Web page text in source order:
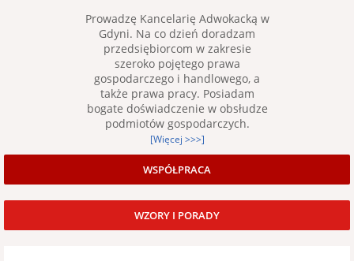
Prowadzę Kancelarię Adwokacką w
Gdyni. Na co dzień doradzam
przedsiębiorcom w zakresie
szeroko pojętego prawa
gospodarczego i handlowego, a
także prawa pracy. Posiadam
bogate doświadczenie w obsłudze
podmiotów gospodarczych.
[Więcej >>>]
WSPÓŁPRACA
WZORY I PORADY